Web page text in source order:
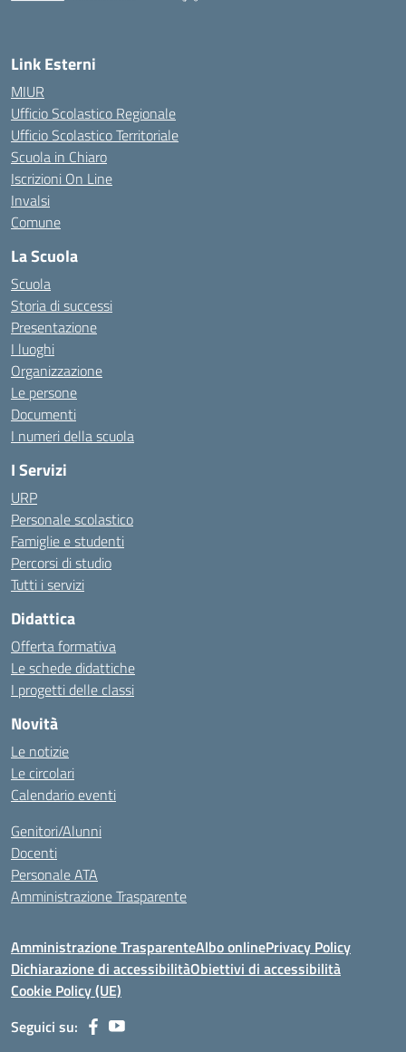
Link Esterni
MIUR
Ufficio Scolastico Regionale
Ufficio Scolastico Territoriale
Scuola in Chiaro
Iscrizioni On Line
Invalsi
Comune
La Scuola
Scuola
Storia di successi
Presentazione
I luoghi
Organizzazione
Le persone
Documenti
I numeri della scuola
I Servizi
URP
Personale scolastico
Famiglie e studenti
Percorsi di studio
Tutti i servizi
Didattica
Offerta formativa
Le schede didattiche
I progetti delle classi
Novità
Le notizie
Le circolari
Calendario eventi
Genitori/Alunni
Docenti
Personale ATA
Amministrazione Trasparente
Amministrazione TrasparenteAlbo onlinePrivacy Policy
Dichiarazione di accessibilitàObiettivi di accessibilità
Cookie Policy (UE)
Seguici su: